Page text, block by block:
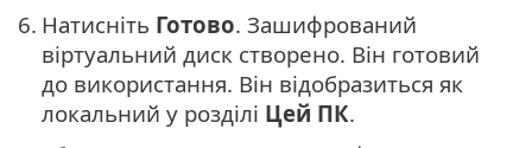
6. Натисніть Готово. Зашифрований
віртуальний диск створено. Він готовий
до використання. Він відобразиться як
локальний у розділі Цей ПК.